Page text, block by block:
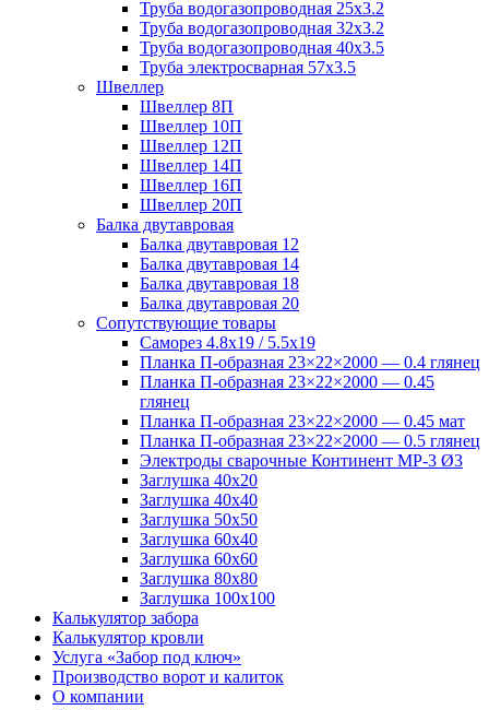
Труба водогазопроводная 25х3.2
Труба водогазопроводная 32х3.2
Труба водогазопроводная 40х3.5
Труба электросварная 57х3.5
Швеллер
Швеллер 8П
Швеллер 10П
Швеллер 12П
Швеллер 14П
Швеллер 16П
Швеллер 20П
Балка двутавровая
Балка двутавровая 12
Балка двутавровая 14
Балка двутавровая 18
Балка двутавровая 20
Сопутствующие товары
Саморез 4.8х19 / 5.5х19
Планка П-образная 23×22×2000 — 0.4 глянец
Планка П-образная 23×22×2000 — 0.45
глянец
Планка П-образная 23×22×2000 — 0.45 мат
Планка П-образная 23×22×2000 — 0.5 глянец
Электроды сварочные Континент МР-3 Ø3
Заглушка 40х20
Заглушка 40х40
Заглушка 50х50
Заглушка 60х40
Заглушка 60х60
Заглушка 80х80
Заглушка 100х100
Калькулятор забора
Калькулятор кровли
Услуга «Забор под ключ»
Производство ворот и калиток
О компании